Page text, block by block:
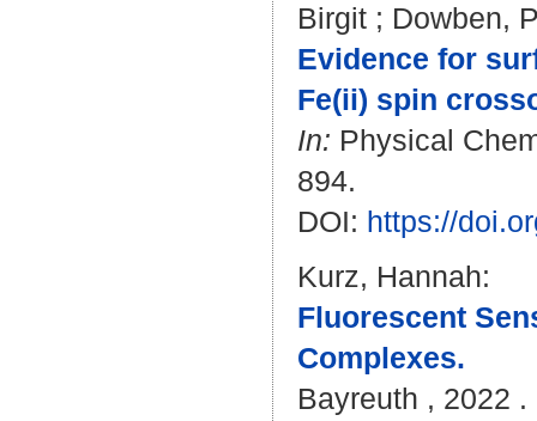
Birgit ; Dowben,
Evidence for
Fe(ii) spin
In: Physical
894.
DOI: https://
Kurz, Hannah:
Fluorescent
Complexes.
Bayreuth , 2022 .